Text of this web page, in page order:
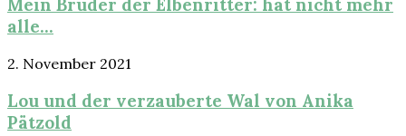
Mein Bruder der Elbenritter: hat nicht mehr
alle...
2. November 2021
Lou und der verzauberte Wal von Anika
Pätzold